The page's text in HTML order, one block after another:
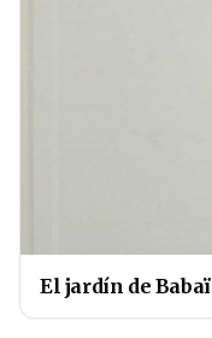
El jardín de Babaï